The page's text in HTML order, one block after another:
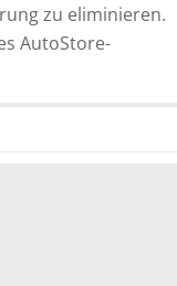
zu eliminieren.
AutoStore-